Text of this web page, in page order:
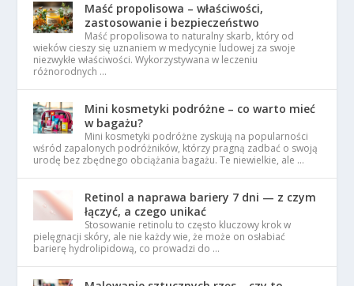
Maść propolisowa – właściwości,
zastosowanie i bezpieczeństwo
Maść propolisowa to naturalny skarb, który od
wieków cieszy się uznaniem w medycynie ludowej za swoje
niezwykłe właściwości. Wykorzystywana w leczeniu
różnorodnych …
Mini kosmetyki podróżne – co warto mieć
w bagażu?
Mini kosmetyki podróżne zyskują na popularności
wśród zapalonych podróżników, którzy pragną zadbać o swoją
urodę bez zbędnego obciążania bagażu. Te niewielkie, ale …
Retinol a naprawa bariery 7 dni — z czym
łączyć, a czego unikać
Stosowanie retinolu to często kluczowy krok w
pielęgnacji skóry, ale nie każdy wie, że może on osłabiać
barierę hydrolipidową, co prowadzi do …